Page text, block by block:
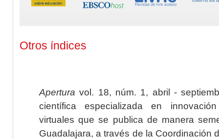
Otros índices
Apertura vol. 18, núm. 1, abril -
científica especializada en
virtuales que se publica de manera
Guadalajara, a través de la Coordinación